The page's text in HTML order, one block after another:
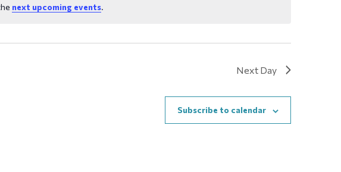
next upcoming events.
Next Day
Subscribe to calendar